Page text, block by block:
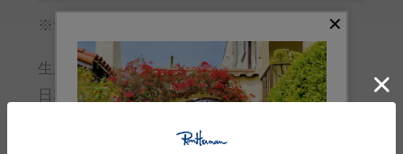
※サイズの詳しい説明は
生産国
日本